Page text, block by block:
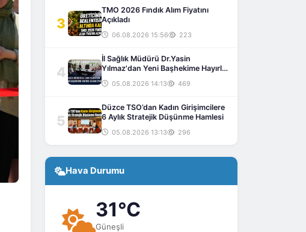
3
TMO 2026 Fındık Alım Fiyatını
Açıkladı
06.08.2026 15:56 223
4
İl Sağlık Müdürü Dr.Yasin
Yılmaz'dan Yeni Başhekime Hayırlı
Olsun Ziyareti
05.08.2026 14:13 469
5
Düzce TSO’dan Kadın Girişimcilere
6 Aylık Stratejik Düşünme Hamlesi
05.08.2026 13:13 296
Hava Durumu
31°C
Güneşli